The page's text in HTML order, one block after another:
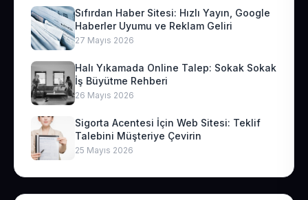
Sıfırdan Haber Sitesi: Hızlı Yayın, Google
Haberler Uyumu ve Reklam Geliri
27 Mayıs 2026
Halı Yıkamada Online Talep: Sokak Sokak
İş Büyütme Rehberi
26 Mayıs 2026
Sigorta Acentesi İçin Web Sitesi: Teklif
Talebini Müşteriye Çevirin
25 Mayıs 2026